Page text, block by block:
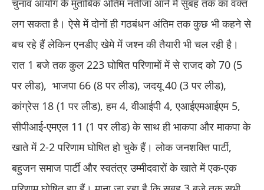
चुनाव आयोग के मुताबिक अंतिम नतीजा आने में सुबह तक का वक्त
लग सकता है। ऐसे में दोनों ही गठबंधन अंतिम तक कुछ भी कहने से
बच रहे हैं लेकिन एनडीए खेमे में जश्न की तैयारी भी चल रही है।
रात 1 बजे तक कुल 223 घोषित परिणामों में से राजद को 70 (5
पर लीड), भाजपा 66 (8 पर लीड), जदयू 40 (3 पर लीड),
कांग्रेस 18 (1 पर लीड), हम 4, वीआईपी 4, एआईएमआईएम 5,
सीपीआई-एमएल 11 (1 पर लीड) के साथ ही भाकपा और माकपा के
खाते में 2-2 परिणाम घोषित हो चुके हैं। लोक जनशक्ति पार्टी,
बहुजन समाज पार्टी और स्वतंत्र उम्मीदवारों के खाते में एक-एक